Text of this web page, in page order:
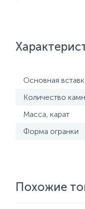
Основная
Количество
Масса, карат
Форма огранки
Похожие